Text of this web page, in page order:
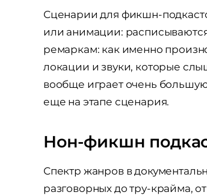
Сценарии для фикшн-
или анимации:
ремаркам: как именно
локации и звуки, которые
вообще играет очень
еще на этапе сценария.
Нон-фикшн
Спектр жанров в
разговорных до тру-крайма,